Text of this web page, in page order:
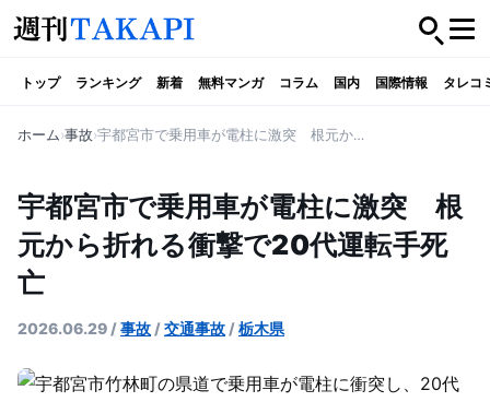
トップ ランキング 新着 無料マンガ コラム 国内 国際情報 タレコ
ホーム 事故 宇都宮市で乗用車が電柱に激突 根元から折れる衝撃で20代運転手死亡
宇都宮市で乗用車が電柱に激突 根
元から折れる衝撃で20代運転手死
亡
2026.06.29 /事故 /交通事故 /栃木県